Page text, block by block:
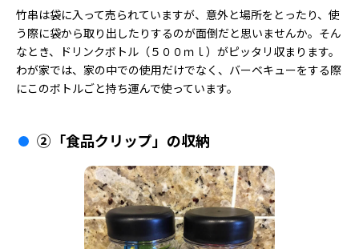
竹串は袋に入って売られていますが、意外と場所をとったり、使
う際に袋から取り出したりするのが面倒だと思いませんか。そん
なとき、ドリンクボトル（５００ｍｌ）がピッタリ収まります。
わが家では、家の中での使用だけでなく、バーベキューをする際
にこのボトルごと持ち運んで使っています。
②「食品クリップ」の収納